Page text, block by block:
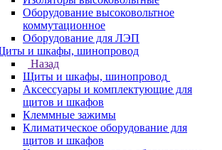
Оборудование высоковольтное
коммутационное
Оборудование для ЛЭП
и шкафы, шинопровод
Назад
Щиты и шкафы, шинопровод
Аксессуары и комплектующие для
щитов и шкафов
Клеммные зажимы
Климатическое оборудование для
щитов и шкафов